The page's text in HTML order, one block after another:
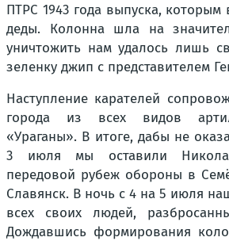
ПТРС 1943 года выпуска,
деды. Колонна шла на
уничтожить нам удалось лишь
зеленку джип с представителем
Наступление карателей
города из всех видов
«Ураганы». В итоге, дабы не
3 июля мы оставили
передовой рубеж обороны в
Славянск. В ночь с 4 на 5 июля
всех своих людей,
Дождавшись формирования